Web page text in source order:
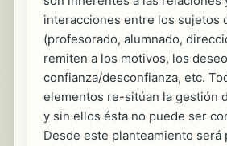
interacciones entre los sujetos
(profesorado, alumnado,
remiten a los motivos, los
confianza/desconfianza, etc.
elementos re-sitúan la gestión
y sin ellos ésta no puede ser
Desde este planteamiento